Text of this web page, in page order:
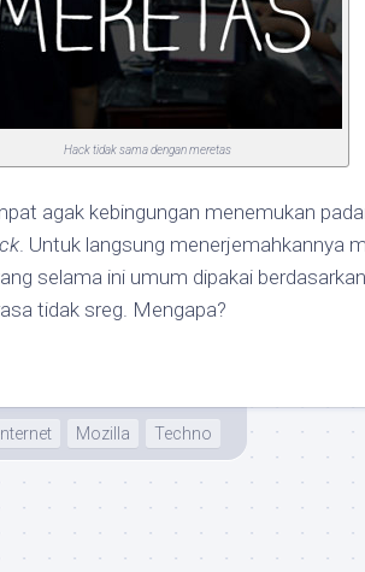
Hack tidak sama dengan meretas
agak kebingungan menemukan
. Untuk langsung menerjemahkannya
selama ini umum dipakai berdasarkan
tidak sreg. Mengapa?
Internet Mozilla Techno